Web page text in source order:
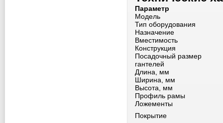
Параметр
Модель
Тип оборудования
Назначение
Вместимость
Конструкция
Посадочный размер
гантелей
Длина, мм
Ширина, мм
Высота, мм
Профиль рамы
Ложементы
Покрытие